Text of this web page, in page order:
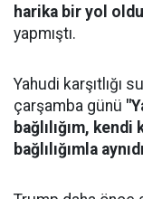
harika bir yol
yapmıştı.
Yahudi karşıtlığı
çarşamba günü
bağlılığım,
bağlılığımla